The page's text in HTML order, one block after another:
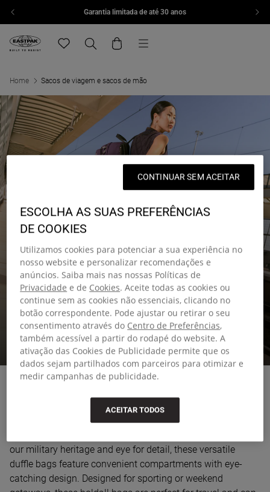
Skip to content Garantia limitada de até 30 anos
Eastpak, go to eu.eastpak.com home page
Menu
Home Sacos de viagem e sacos de mão
SACOS DE VIAGEM E
SACOS DE MÃO
Malas de viagem em que podes confiar, onde quer que este
verão te leve.
Tackle locker rooms, train stations and all life's travels
our military heritage and eye for detail, these versatile
duffle bags feature convenient compartments with eye-
catching design. Designed for sporting or weekend
ESCOLHA AS SUAS PREFERÊNCIAS
DE COOKIES
Utilizamos cookies para potenciar a sua experiência no
nosso website e personalizar recomendações e
anúncios. Saiba mais nas nossas Políticas de
Privacidade e de Cookies. Aceite todas as cookies ou
continue sem as cookies não essenciais, clicando no
botão correspondente. Pode ajustar ou retirar o seu
consentimento através do Centro de Preferências,
também acessível a partir do rodapé do website. A
ativação das Cookies de Publicidade permite que os
dados sejam partilhados com parceiros para otimizar e
medir campanhas de publicidade.
ACEITAR TODOS
CONTINUAR SEM ACEITAR